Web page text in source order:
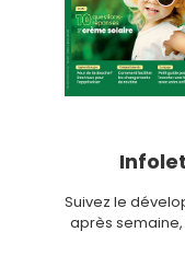
Suivez le
après semaine,